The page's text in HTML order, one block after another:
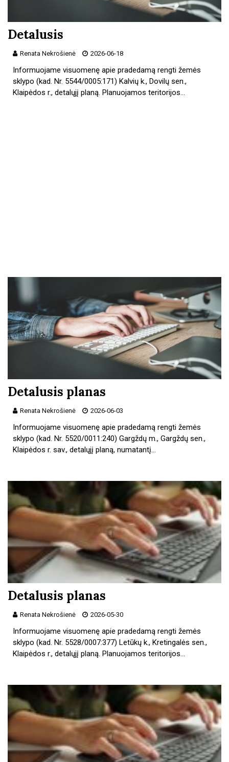
Detalusis
Renata Nekrošienė 2026-06-18
Informuojame visuomenę apie pradedamą rengti žemės
sklypo (kad. Nr. 5544/0005:171) Kalvių k., Dovilų sen.,
Klaipėdos r., detalųjį planą. Planuojamos teritorijos…
Detalusis planas
Renata Nekrošienė 2026-06-03
Informuojame visuomenę apie pradedamą rengti žemės
sklypo (kad. Nr. 5520/0011:240) Gargždų m., Gargždų sen.,
Klaipėdos r. sav., detalųjį planą, numatantį…
Detalusis planas
Renata Nekrošienė 2026-05-30
Informuojame visuomenę apie pradedamą rengti žemės
sklypo (kad. Nr. 5528/0007:377) Letūkų k., Kretingalės sen.,
Klaipėdos r., detalųjį planą. Planuojamos teritorijos…